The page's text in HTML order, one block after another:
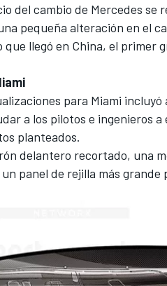
del cambio de Mercedes
pequeña alteración en el
llegó en China, el primer
para Miami
a los pilotos e ingenieros
planteados.
delantero recortado, una
panel de rejilla más